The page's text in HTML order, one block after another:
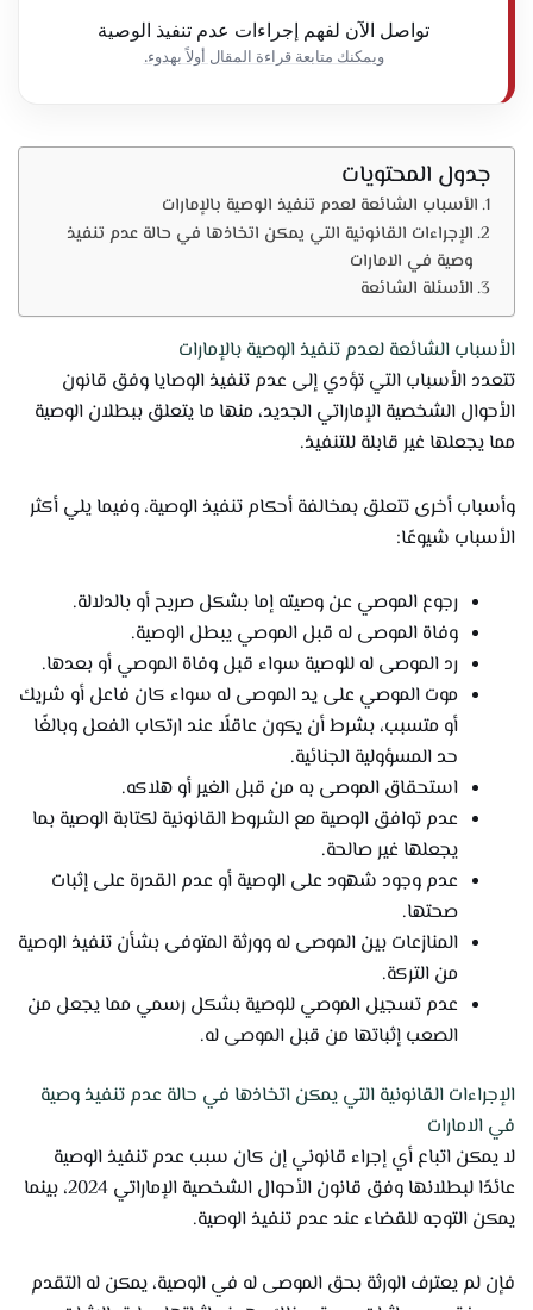
تواصل الآن لفهم إجراءات عدم تنفيذ الوصية
ويمكنك متابعة قراءة المقال أولاً بهدوء.
جدول المحتويات
الأسباب الشائعة لعدم تنفيذ الوصية بالإمارات
الإجراءات القانونية التي يمكن اتخاذها في حالة عدم تنفيذ
وصية في الامارات
الأسئلة الشائعة
الأسباب الشائعة لعدم تنفيذ الوصية بالإمارات
تتعدد الأسباب التي تؤدي إلى عدم تنفيذ الوصايا وفق قانون
الأحوال الشخصية الإماراتي الجديد، منها ما يتعلق ببطلان الوصية
مما يجعلها غير قابلة للتنفيذ.
وأسباب أخرى تتعلق بمخالفة أحكام تنفيذ الوصية، وفيما يلي أكثر
الأسباب شيوعًا:
رجوع الموصي عن وصيته إما بشكل صريح أو بالدلالة.
وفاة الموصى له قبل الموصي يبطل الوصية.
رد الموصى له للوصية سواء قبل وفاة الموصي أو بعدها.
موت الموصي على يد الموصى له سواء كان فاعل أو شريك
أو متسبب، بشرط أن يكون عاقلًا عند ارتكاب الفعل وبالغًا
حد المسؤولية الجنائية.
استحقاق الموصى به من قبل الغير أو هلاكه.
عدم توافق الوصية مع الشروط القانونية لكتابة الوصية بما
يجعلها غير صالحة.
عدم وجود شهود على الوصية أو عدم القدرة على إثبات
صحتها.
المنازعات بين الموصى له وورثة المتوفى بشأن تنفيذ الوصية
من التركة.
عدم تسجيل الموصي للوصية بشكل رسمي مما يجعل من
الصعب إثباتها من قبل الموصى له.
الإجراءات القانونية التي يمكن اتخاذها في حالة عدم تنفيذ وصية
في الامارات
لا يمكن اتباع أي إجراء قانوني إن كان سبب عدم تنفيذ الوصية
عائدًا لبطلانها وفق قانون الأحوال الشخصية الإماراتي 2024، بينما
يمكن التوجه للقضاء عند عدم تنفيذ الوصية.
فإن لم يعترف الورثة بحق الموصى له في الوصية، يمكن له التقدم